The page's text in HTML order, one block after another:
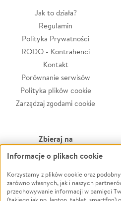
Jak to działa?
Regulamin
Polityka Prywatności
RODO - Kontrahenci
Kontakt
Porównanie serwisów
Polityka plików cookie
Zarządzaj zgodami cookie
Zbieraj na
Leczenie
Zwierzęta
Pożar
Informacje o plikach cookie
Korzystamy z plików cookie oraz
zarówno własnych, jak i naszych
przechowywanie informacji w pamięci